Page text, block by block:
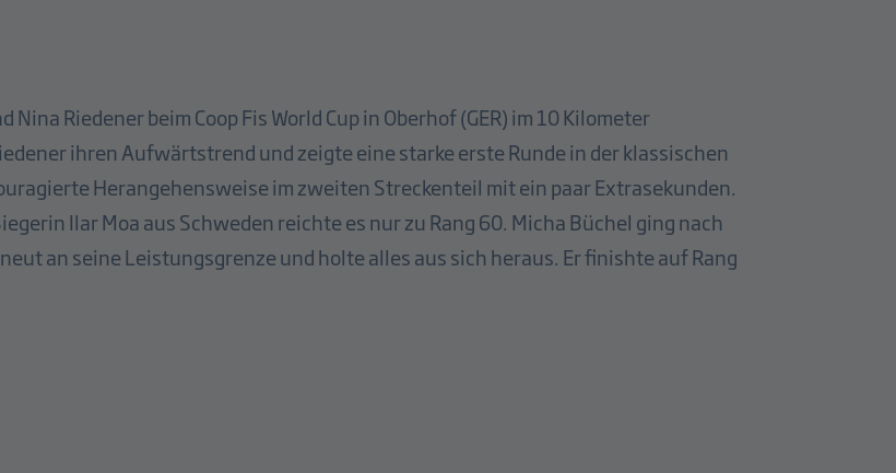
Riedener beim Coop Fis World Cup in Oberhof (GER) im 10 Kilometer
ihren Aufwärtstrend und zeigte eine starke erste Runde in der klassischen
Herangehensweise im zweiten Streckenteil mit ein paar Extrasekunden.
Ilar Moa aus Schweden reichte es nur zu Rang 60. Micha Büchel ging nach
an seine Leistungsgrenze und holte alles aus sich heraus. Er finishte auf Rang